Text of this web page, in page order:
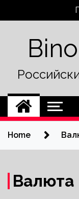
Home
Валюта